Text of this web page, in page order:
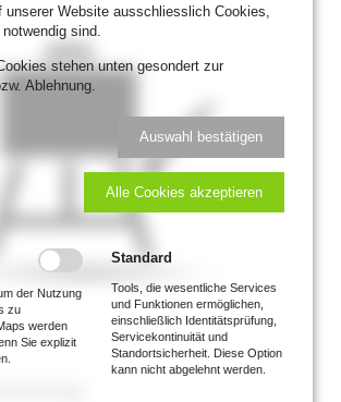
unserer Website ausschliesslich Cookies,
sind.
stehen unten gesondert zur
Ablehnung.
Auswahl bestätigen
Alle Cookies akzeptieren
der Nutzung
zu
werden
Sie explizit
Standard
Tools, die wesentliche Services
und Funktionen ermöglichen,
einschließlich Identitätsprüfung,
Servicekontinuität und
Standortsicherheit. Diese Option
kann nicht abgelehnt werden.